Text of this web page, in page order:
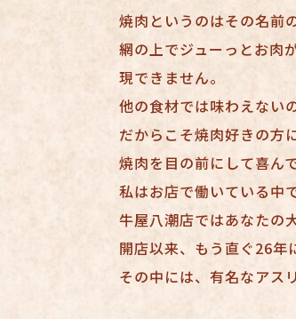
焼肉というのはその名前
網の上でジューっとお肉
現できません。
他の食材では味わえない
だからこそ焼肉好きの方
焼肉を目の前にして喜ん
私はお店で働いている中
牛屋八潮店ではあなたの
開店以来、もう直ぐ26年
その中には、有名なアス